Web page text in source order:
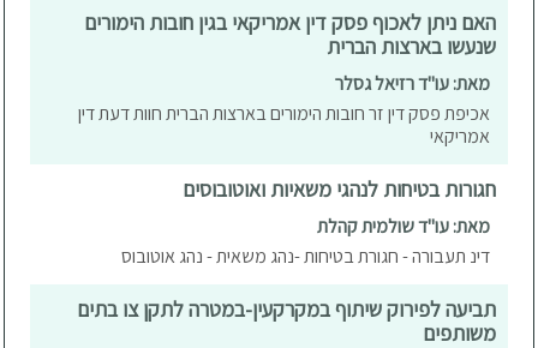
האם ניתן לאכוף פסק דין אמריקאי בגין חובות הימורים
שנעשו בארצות הברית
מאת: עו"ד רזיאל גסלר
אכיפת פסק דין זר חובות הימורים בארצות הברית חוות דעת דין
אמריקאי
חגורות בטיחות לנהגי משאיות ואוטובוסים
מאת: עו"ד שולמית קהלת
דינ תעבורה - חגורת בטיחות -נהג משאית - נהג אוטובוס
תביעה לפירוק שיתוף במקרקעין-במטרה לתקן צו בתים
משותפים